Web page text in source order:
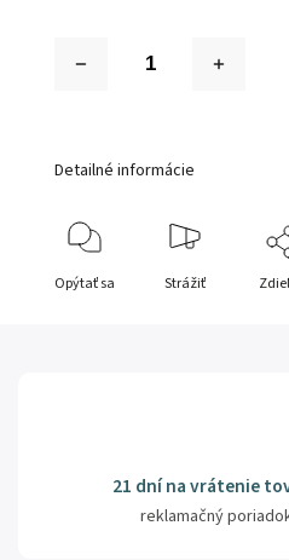
Detailné informácie
Opýtať sa Strážiť
21 dní na vrátenie
reklamačný